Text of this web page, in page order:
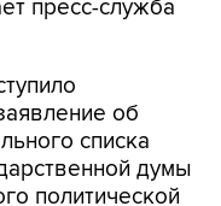
списка
думы
политической
суде.